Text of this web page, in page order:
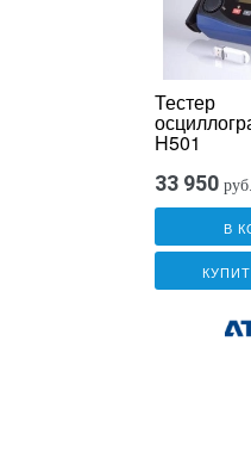
Тестер
H501
33 950 руб.
В